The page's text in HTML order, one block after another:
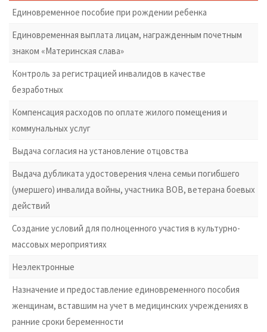
Единовременное пособие при рождении ребенка
Единовременная выплата лицам, награжденным почетным
знаком «Материнская слава»
Контроль за регистрацией инвалидов в качестве
безработных
Компенсация расходов по оплате жилого помещения и
коммунальных услуг
Выдача согласия на установление отцовства
Выдача дубликата удостоверения члена семьи погибшего
(умершего) инвалида войны, участника ВОВ, ветерана боевых
действий
Создание условий для полноценного участия в культурно-
массовых мероприятиях
Неэлектронные
Назначение и предоставление единовременного пособия
женщинам, вставшим на учет в медицинских учреждениях в
ранние сроки беременности